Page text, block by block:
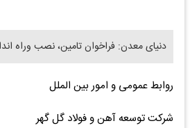
دنیای معدن: فراخوان تامین، نصب وراه
روابط عمومی و امور بین الملل
شرکت توسعه آهن و فولاد گل گهر